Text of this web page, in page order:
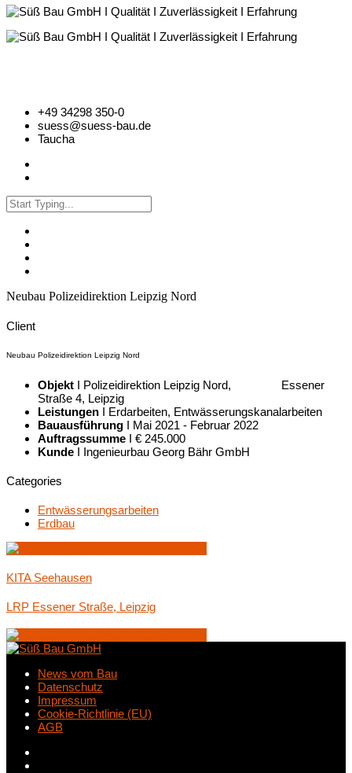
+49 34298 350-0
suess@suess-bau.de
Taucha
Neubau Polizeidirektion Leipzig Nord
Client
Neubau Polizeidirektion Leipzig Nord
Objekt I Polizeidirektion Leipzig Nord, Essener
Straße 4, Leipzig
Leistungen I Erdarbeiten, Entwässerungskanalarbeiten
Bauausführung I Mai 2021 - Februar 2022
Auftragssumme I € 245.000
Kunde I Ingenieurbau Georg Bähr GmbH
Categories
Entwässerungsarbeiten
Erdbau
KITA Seehausen
LRP Essener Straße, Leipzig
News vom Bau
Datenschutz
Impressum
Cookie-Richtlinie (EU)
AGB